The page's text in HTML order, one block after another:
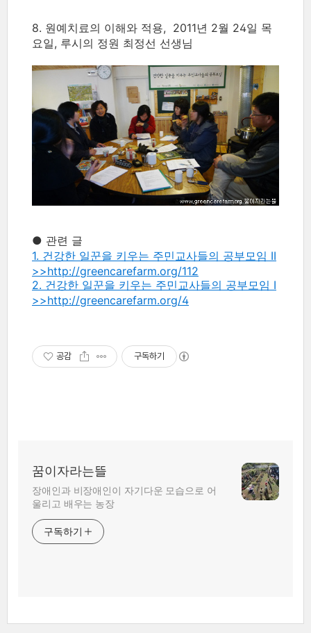
8. 원예치료의 이해와 적용, 2011년 2월 24일 목
요일, 루시의 정원 최정선 선생님
● 관련 글
1. 건강한 일꾼을 키우는 주민교사들의 공부모임 II
>>http://greencarefarm.org/112
2. 건강한 일꾼을 키우는 주민교사들의 공부모임 I
>>http://greencarefarm.org/4
공감 구독하기
꿈이자라는뜰
장애인과 비장애인이 자기다운 모습으로 어
울리고 배우는 농장
구독하기